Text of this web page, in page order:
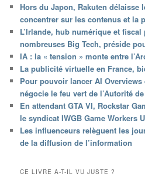
Hors du Japon, Rakuten délaisse
concentrer sur les contenus et la
L’Irlande, hub numérique et
nombreuses Big Tech, préside
IA : la « tension » monte entre
La publicité virtuelle en France,
Pour pouvoir lancer AI Overviews
négocie le feu vert de l’Autorité
En attendant GTA VI, Rockstar
le syndicat IWGB Game Workers
Les influenceurs relèguent les
de la diffusion de l’information
CE LIVRE A-T-IL VU JUSTE ?